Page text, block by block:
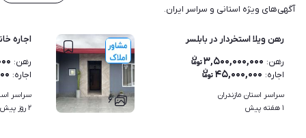
آگهی‌های ویژه استانی و سراسر ایران.
۶
رهن ویلا استخردار در بابلسر
رهن: ۳,۵۰۰,۰۰۰,۰۰۰
اجاره: ۴۵,۰۰۰,۰۰۰
سراسر استان مازندران
۱ هفته پیش
اجاره خانه/80متری/بازسازی شده/فقط برای
رهن:
اجاره:
سراسر
۲ روز پیش